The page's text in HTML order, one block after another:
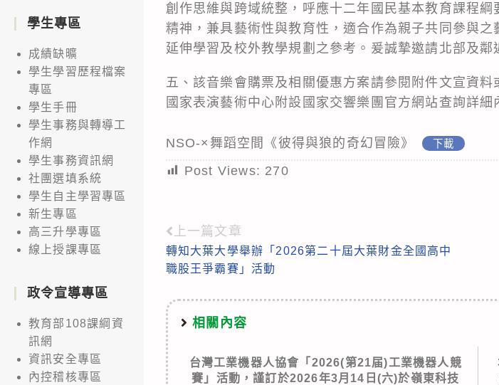
創作思維與跨域統整，呼應十二年國民基本教育課程
精神，兼具藝術性與教育性，適合作為親子共同參與
延伸學習及校外教學規劃之參考。爰誠摯邀請北部及鄰
五、該音樂會購票及相關優惠方案請參閱附件文宣資
國家表演藝術中心附設國家交響樂團官方網站查詢詳細
NSO-×舞蹈空間《彼得與狼的奇幻冒險》 下載
Post Views: 270
Read
more
上一篇文章
轉知大葉大學舉辦「2026第二十屆大葉財金全國高中
職股王爭霸賽」活動
相關內容
台灣工業機器人協會「2026(第21届)工業機器人競
賽」活動，謹訂於2026年3月14日(六)於嶺東科技
學生專區
成績缺曠
學生學習歷程檔案
專區
學生手冊
學生事務與轉導工
作網
學生事務資訊網
社團選填系統
學生自主學習專區
新生專區
高三升學專區
線上授課專區
政令宣導專區
教育部108課綱資
訊網
資訊安全專區
內控稽核專區